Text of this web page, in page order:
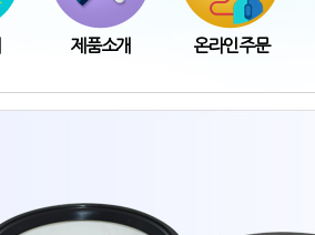
제품소개 온라인주문